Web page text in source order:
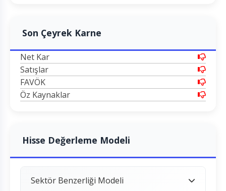
Son Çeyrek Karne
Net Kar
Satışlar
FAVÖK
Öz Kaynaklar
Hisse Değerleme Modeli
Sektör Benzerliği Modeli